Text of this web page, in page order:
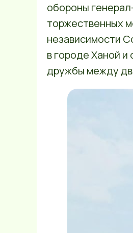
обороны
торжественных
независимости
в городе Ханой и
дружбы между